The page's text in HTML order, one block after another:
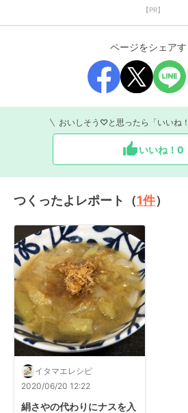
【PR】
ページをシェアす
おいしそう♡と思ったら「いいね
いいね！ 0
つくったよレポート（1件）
イタマエレシピ
2020/06/20 12:22
絹さやの代わりにナスを入